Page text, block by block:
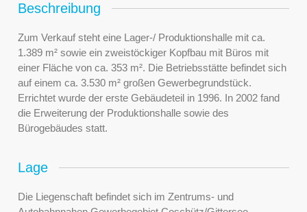
Beschreibung
Zum Verkauf steht eine Lager-/ Produktionshalle mit ca.
1.389 m² sowie ein zweistöckiger Kopfbau mit Büros mit
einer Fläche von ca. 353 m². Die Betriebsstätte befindet sich
auf einem ca. 3.530 m² großen Gewerbegrundstück.
Errichtet wurde der erste Gebäudeteil in 1996. In 2002 fand
die Erweiterung der Produktionshalle sowie des
Bürogebäudes statt.
Lage
Die Liegenschaft befindet sich im Zentrums- und